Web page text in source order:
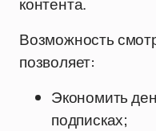
Возможность
позволяет:
Экономить
подписках;